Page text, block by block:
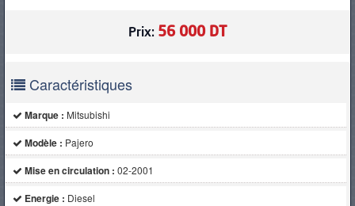
Prix: 56 000 DT
Caractéristiques
Marque : Mitsubishi
Modèle : Pajero
Mise en circulation : 02-2001
Energie : Diesel